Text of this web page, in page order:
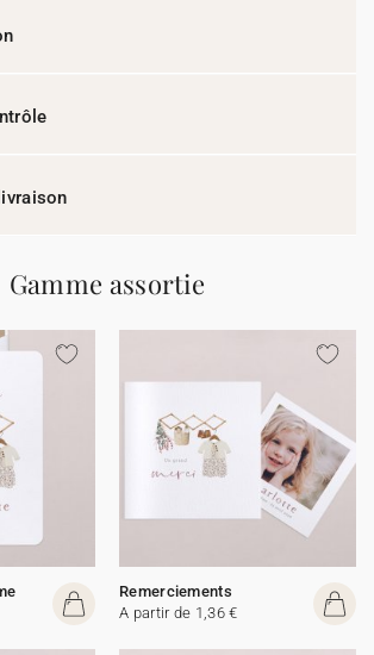
Gamme assortie
Remerciements
A partir de 1,36 €